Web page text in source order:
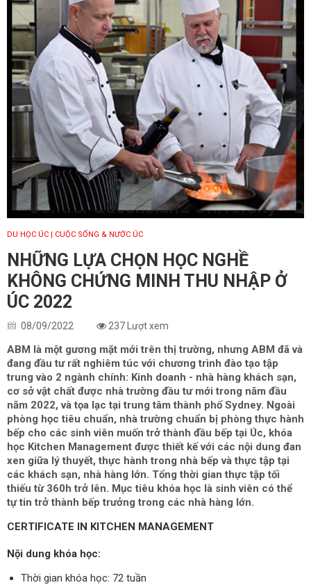
DU HỌC ÚC | CUỘC SỐNG & NƯỚC ÚC
NHỮNG LỰA CHỌN HỌC NGHỀ
KHÔNG CHỨNG MINH THU NHẬP Ở
ÚC 2022
08/09/2022 237 Lượt xem
ABM là một gương mặt mới trên thị trường, nhưng ABM đã và
đang đầu tư rất nghiêm túc với chương trình đào tạo tập
trung vào 2 ngành chính: Kinh doanh - nhà hàng khách sạn,
cơ sở vật chất được nhà trường đầu tư mới trong năm đầu
năm 2022, và tọa lạc tại trung tâm thành phố Sydney. Ngoài
phòng học tiêu chuẩn, nhà trường chuẩn bị phòng thực hành
bếp cho các sinh viên muốn trở thành đầu bếp tại Úc, khóa
học Kitchen Management được thiết kế với các nội dung đan
xen giữa lý thuyết, thực hành trong nhà bếp và thực tập tại
các khách sạn, nhà hàng lớn. Tổng thời gian thực tập tối
thiếu từ 360h trở lên. Mục tiêu khóa học là sinh viên có thể
tự tin trở thành bếp trưởng trong các nhà hàng lớn.
CERTIFICATE IN KITCHEN MANAGEMENT
Nội dung khóa học:
Thời gian khóa học: 72 tuần